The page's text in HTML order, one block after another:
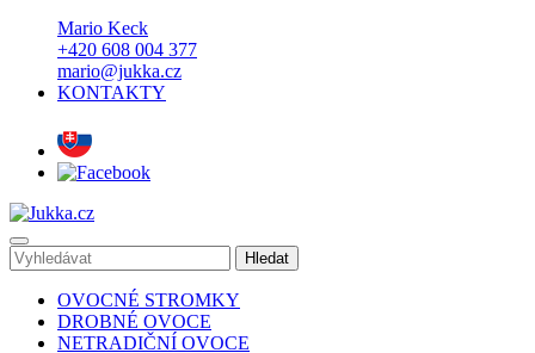
Mario Keck
+420 608 004 377
mario@jukka.cz
KONTAKTY
OVOCNÉ STROMKY
DROBNÉ OVOCE
NETRADIČNÍ OVOCE